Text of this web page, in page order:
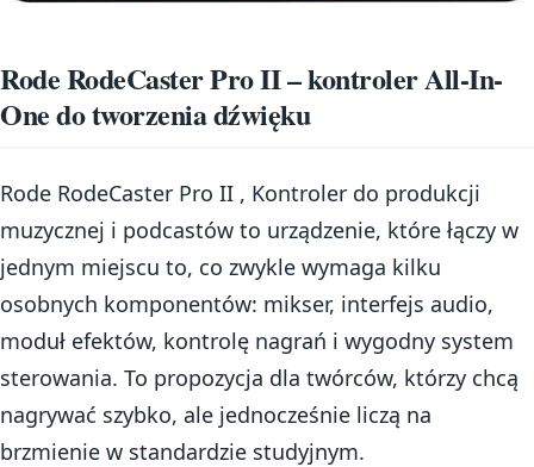
Rode RodeCaster Pro II – kontroler All-In-
One do tworzenia dźwięku
Rode RodeCaster Pro II , Kontroler do produkcji
muzycznej i podcastów to urządzenie, które łączy w
jednym miejscu to, co zwykle wymaga kilku
osobnych komponentów: mikser, interfejs audio,
moduł efektów, kontrolę nagrań i wygodny system
sterowania. To propozycja dla twórców, którzy chcą
nagrywać szybko, ale jednocześnie liczą na
brzmienie w standardzie studyjnym.